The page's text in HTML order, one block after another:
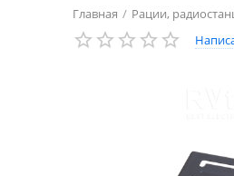
Главная / Рации,